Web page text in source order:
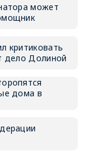
может
критиковать
дело Долиной
дома в